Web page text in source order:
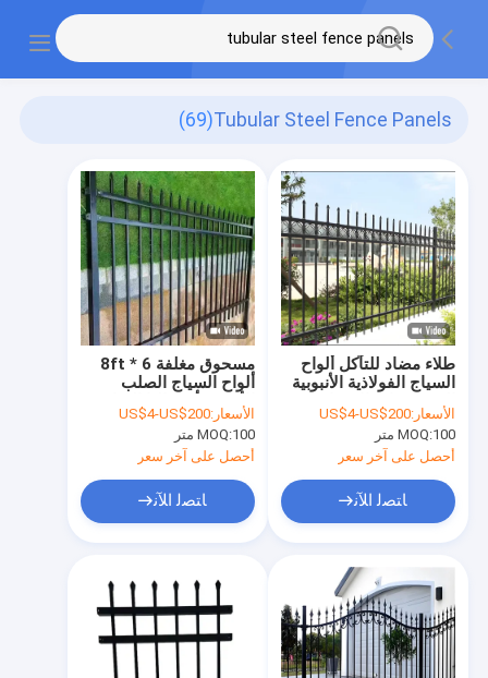
Tubular Steel Fence Panels
(69)
مسحوق مغلفة 6 * 8ft
ألواح السياج الصلب
الأنبوبية أستراليا القياسية
الأسعار:US$4-US$200
MOQ:100 متر
أحصل على آخر سعر
ﺎﺘﺼﻟ ﺍﻶﻧ
طلاء مضاد للتآكل ألواح
السياج الفولاذية الأنبوبية
الجميلة ذات الارتفاع
1.8Mالأسعار:US$4-US$200
MOQ:100 متر
أحصل على آخر سعر
ﺎﺘﺼﻟ ﺍﻶﻧ